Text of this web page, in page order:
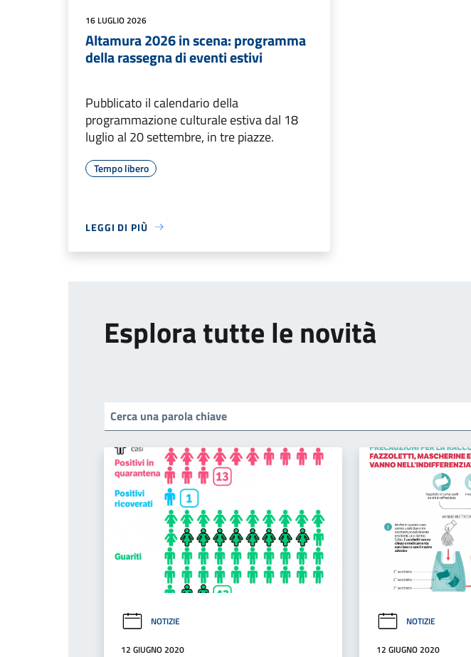
16 LUGLIO 2026
Altamura 2026 in scena: programma
della rassegna di eventi estivi
Pubblicato il calendario della
programmazione culturale estiva dal 18
luglio al 20 settembre, in tre piazze.
Tempo libero
LEGGI DI PIÙ
Esplora tutte le novità
NOTIZIE
12 GIUGNO 2020
NOTIZIE
12 GIUGNO 2020